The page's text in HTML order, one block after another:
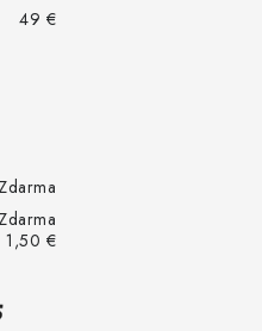
49 €
Zdarma
Zdarma
1,50 €